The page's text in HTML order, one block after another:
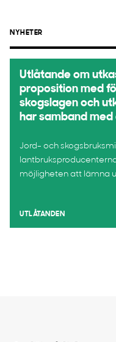
NYHETER
Utlåtande om
proposition med
skogslagen och
har samband med
Jord- och
möjligheten att lämna
UTLÅTANDEN